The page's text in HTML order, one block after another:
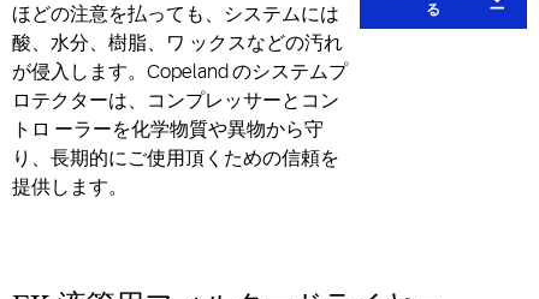
ほどの注意を払っても、システムには
酸、水分、樹脂、ワ ックスなどの汚れ
が侵入します。Copeland のシステムプ
ロテクターは、コンプレッサーとコン
トロ ーラーを化学物質や異物から守
り、長期的にご使用頂くための信頼を
提供します。
る